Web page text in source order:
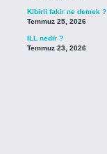
Kibirli fakir ne demek ?
Temmuz 25, 2026
ILL nedir ?
Temmuz 23, 2026